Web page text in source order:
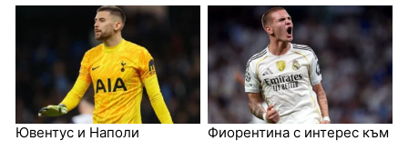
Ювентус и Наполи
Фиорентина с интерес към